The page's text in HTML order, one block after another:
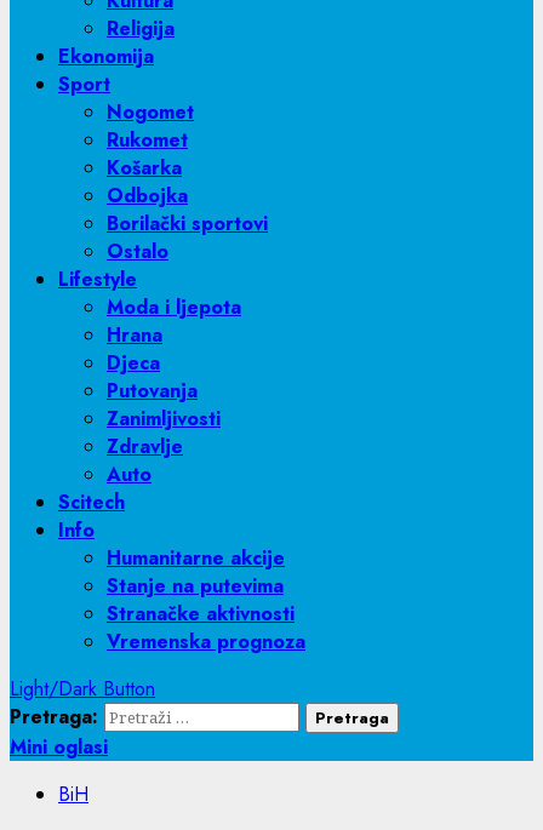
Religija
Ekonomija
Sport
Nogomet
Rukomet
Košarka
Odbojka
Borilački sportovi
Ostalo
Lifestyle
Moda i ljepota
Hrana
Djeca
Putovanja
Zanimljivosti
Zdravlje
Auto
Scitech
Info
Humanitarne akcije
Stanje na putevima
Stranačke aktivnosti
Vremenska prognoza
Light/Dark Button
Pretraga:
Mini oglasi
BiH